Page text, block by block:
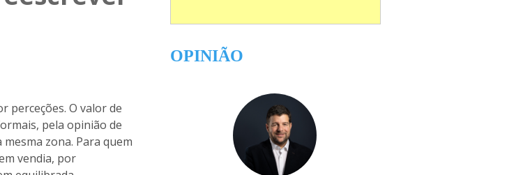
perceções. O valor de
pela opinião de
zona. Para quem
vendia, por
OPINIÃO